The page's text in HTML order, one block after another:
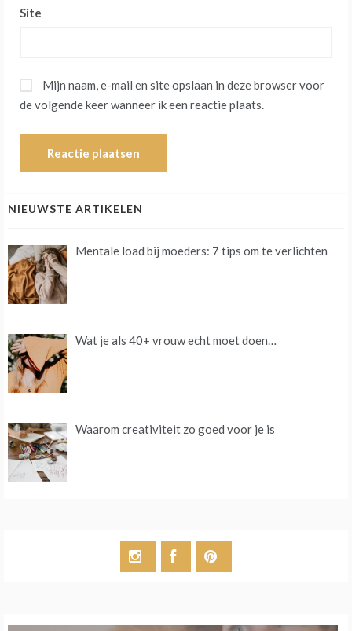
Site
Mijn naam, e-mail en site opslaan in deze browser voor
de volgende keer wanneer ik een reactie plaats.
NIEUWSTE ARTIKELEN
Mentale load bij moeders: 7 tips om te verlichten
Wat je als 40+ vrouw echt moet doen…
Waarom creativiteit zo goed voor je is